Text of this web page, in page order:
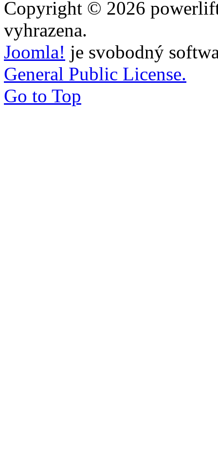
Copyright © 2026
vyhrazena.
Joomla! je svobodný
General Public License.
Go to Top